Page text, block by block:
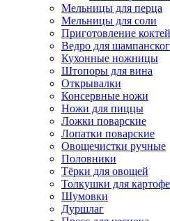
Мельницы для перца
Мельницы для соли
Приготовление
Ведро для
Кухонные ножницы
Штопоры для вина
Открывалки
Консервные ножи
Ножи для пиццы
Ложки поварские
Лопатки поварские
Овощечистки ручные
Половники
Тёрки для овощей
Толкушки для
Шумовки
Дуршлаг